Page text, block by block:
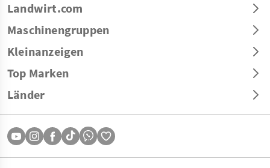
Landwirt.com
Maschinengruppen
Kleinanzeigen
Top Marken
Länder